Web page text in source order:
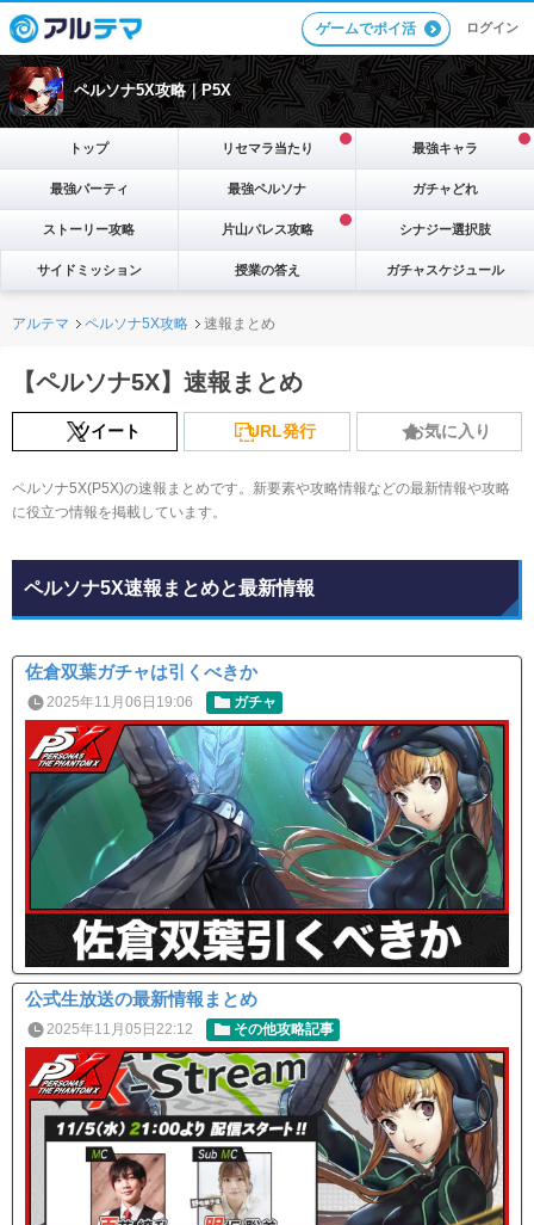
ゲームでポイ活 ログイン
ペルソナ5X攻略｜P5X
トップ リセマラ当たり 最強キャラ
最強パーティ 最強ペルソナ ガチャどれ
ストーリー攻略 片山パレス攻略 シナジー選択肢
サイドミッション 授業の答え ガチャスケジュール
アルテマ ペルソナ5X攻略 速報まとめ
【ペルソナ5X】速報まとめ
ツイート URL発行 お気に入り
ペルソナ5X(P5X)の速報まとめです。新要素や攻略情報などの最新情報や攻略
に役立つ情報を掲載しています。
ペルソナ5X速報まとめと最新情報
佐倉双葉ガチャは引くべきか
2025年11月06日19:06 ガチャ
公式生放送の最新情報まとめ
2025年11月05日22:12 その他攻略記事